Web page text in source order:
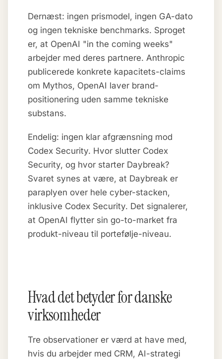
Dernæst: ingen prismodel, ingen GA-dato
og ingen tekniske benchmarks. Sproget
er, at OpenAI "in the coming weeks"
arbejder med deres partnere. Anthropic
publicerede konkrete kapacitets-claims
om Mythos, OpenAI laver brand-
positionering uden samme tekniske
substans.
Endelig: ingen klar afgrænsning mod
Codex Security. Hvor slutter Codex
Security, og hvor starter Daybreak?
Svaret synes at være, at Daybreak er
paraplyen over hele cyber-stacken,
inklusive Codex Security. Det signalerer,
at OpenAI flytter sin go-to-market fra
produkt-niveau til portefølje-niveau.
Hvad det betyder for danske
virksomheder
Tre observationer er værd at have med,
hvis du arbejder med CRM, AI-strategi